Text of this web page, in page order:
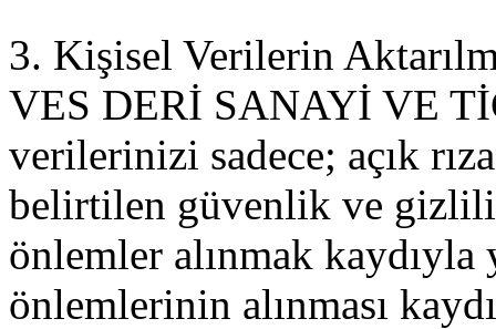
3. Kişisel Verilerin
VES DERİ SANAYİ VE
verilerinizi sadece; açık
belirtilen güvenlik ve
önlemler alınmak
önlemlerinin alınması